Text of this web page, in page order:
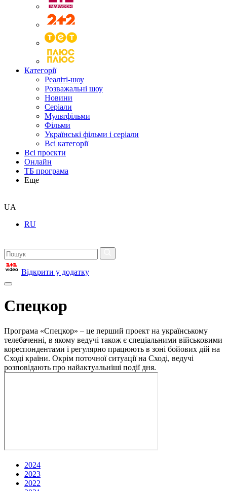
Категорії
Реаліті-шоу
Розважальні шоу
Новини
Серіали
Мультфільми
Фільми
Українські фільми і серіали
Всі категорії
Всі проєкти
Онлайн
ТБ програма
Еще
UA
RU
Відкрити у додатку
Спецкор
Програма «Спецкор» – це перший проект на українському
телебаченні, в якому ведучі також є спеціальними військовими
кореспондентами і регулярно працюють в зоні бойових дій на
Сході країни. Окрім поточної ситуації на Сході, ведучі
розповідають про найактуальніші події дня.
2024
2023
2022